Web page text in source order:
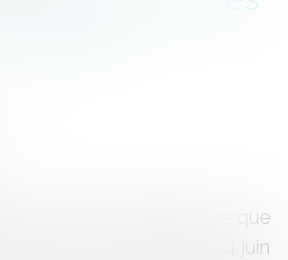
et
est bon de rappeler ce que
dans une décision du 4 juin